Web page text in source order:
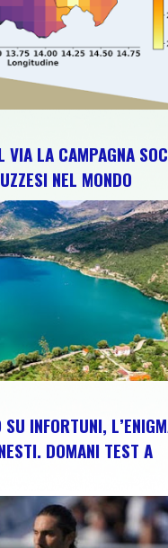
E UN’AMBULANZA
VIA LA CAMPAGNA
NEL MONDO
INFORTUNI,
DOMANI TEST A